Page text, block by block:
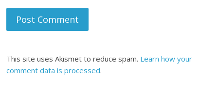
This site uses Akismet to reduce spam. Learn how your
comment data is processed.